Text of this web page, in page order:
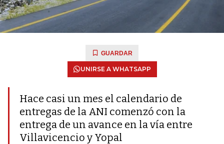
GUARDAR
UNIRSE A WHATSAPP
Hace casi un mes el calendario de
entregas de la ANI comenzó con la
entrega de un avance en la vía entre
Villavicencio y Yopal